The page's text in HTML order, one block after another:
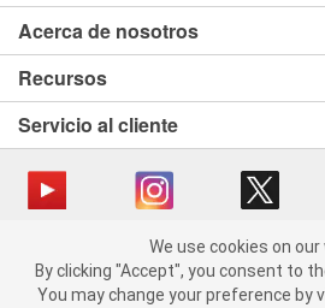
We use cookies on our website. By
to the use of All the
Acerca de nosotros
Recursos
Servicio al cliente
Copyright © 2008-2026 O’Reilly Auto Parts v
catalog_main
We use cookies on our
By clicking "Accept", you consent to
You may change your preference by